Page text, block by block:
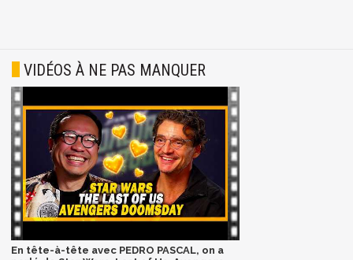
VIDÉOS À NE PAS MANQUER
En tête-à-tête avec PEDRO PASCAL, on a